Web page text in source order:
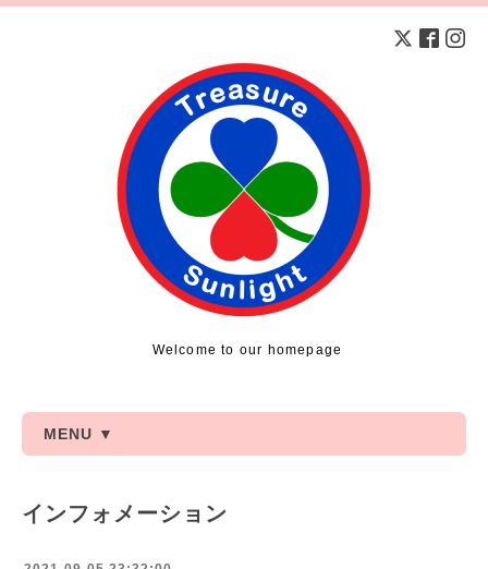
Welcome to our homepage
MENU ▼
インフォメーション